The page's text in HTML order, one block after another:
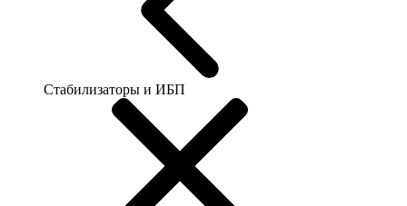
Стабилизаторы и ИБП